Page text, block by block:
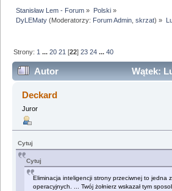
Stanisław Lem - Forum » Polski»
DyLEMaty (Moderatorzy: Forum Admin ,skrzat) »
Strony: 1 ...20 21 [22]23 24 ...40
Autor
Wątek:
gatunek (Przeczytany 617951 razy)
Deckard
Juror
Cytuj
Cytuj
Eliminacja inteligencji strony przeciwnej to jedna
operacyjnych. ... Twój żołnierz wskazał tym